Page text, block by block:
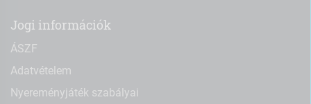
Jogi információk
ÁSZF
Adatvételem
Nyereményjáték szabályai